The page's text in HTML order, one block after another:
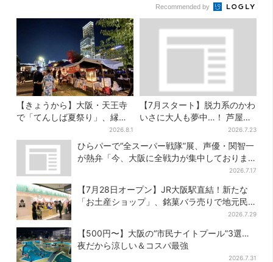
Recommended by
【きょうから】大阪・天王寺
で「てんしば夏祭り」、縁日
や盆踊り…涼しいスプラッシ
ュタイムも！2日間だけ
2026.8.1
【7月スタート】脱力系のかわ
いさに大人も夢中…！ 芦屋の
美術館で「チェコ絵本」展、
老舗文具メーカーのグッズに
も注目
2026.7.23
ひらパーで“全スーパー戦隊”展、声優・関智一
が熱弁「今、大阪に全戦力が集中しておりま
2026.7.17
【7月28日オープン】JR大阪駅直結！新たな
「お土産ショップ」、銘菓バラ売りで地元民
2026.7.29
【500円〜】大阪の“市民ナイトプール”3選…
夜だから涼しい＆コスパ最強
2026.7.31